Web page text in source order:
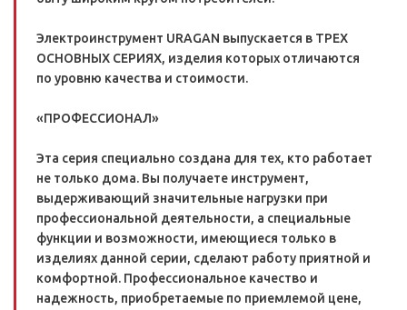
Электроинструмент URAGAN выпускается в ТРЕХ
ОСНОВНЫХ СЕРИЯХ, изделия которых отличаются
по уровню качества и стоимости.
«ПРОФЕССИОНАЛ»
Эта серия специально создана для тех, кто работает
не только дома. Вы получаете инструмент,
выдерживающий значительные нагрузки при
профессиональной деятельности, а специальные
функции и возможности, имеющиеся только в
изделиях данной серии, сделают работу приятной и
комфортной. Профессиональное качество и
надежность, приобретаемые по приемлемой цене,